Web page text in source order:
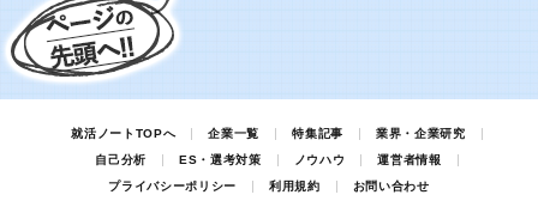
就活ノートTOPへ 企業一覧 特集記事
業界・企業研究
自己分析
ES・選考対策 ノウハウ
運営者情報
プライバシーポリシー
利用規約 お問い合わせ